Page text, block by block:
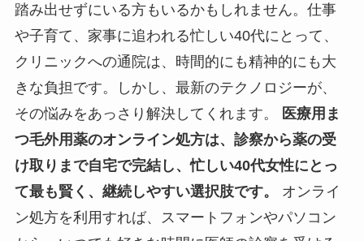
踏み出せずにいる方もいるかもしれません。仕事
や子育て、家事に追われる忙しい40代にとって、
クリニックへの通院は、時間的にも精神的にも大
きな負担です。しかし、最新のテクノロジーが、
その悩みをあっさり解決してくれます。
医療用ま
つ毛外用薬のオンライン処方は、診察から薬の受
け取りまで自宅で完結し、忙しい40代女性にとっ
て最も賢く、継続しやすい選択肢です。
オンライ
ン処方を利用すれば、スマートフォンやパソコン